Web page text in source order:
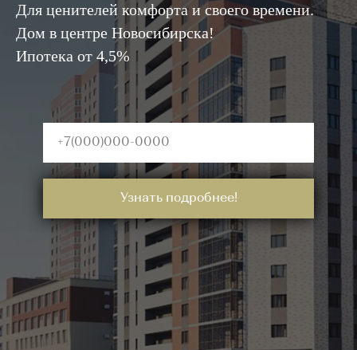
Для ценителей комфорта и своего времени.
Дом в центре Новосибирска!
Ипотека от 4,5%
Узнать подробнее!